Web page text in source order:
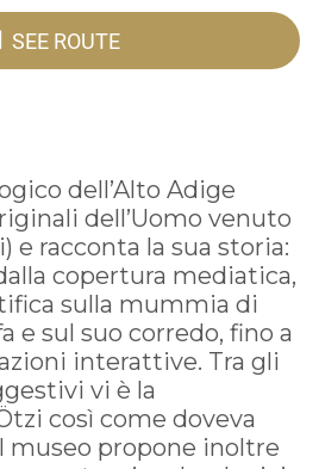
SEE ROUTE
dell’Alto Adige
dell’Uomo venuto
e racconta la sua storia:
copertura mediatica,
sulla mummia di
e sul suo corredo, fino a
interattive. Tra gli
vi è la
così come doveva
museo propone inoltre